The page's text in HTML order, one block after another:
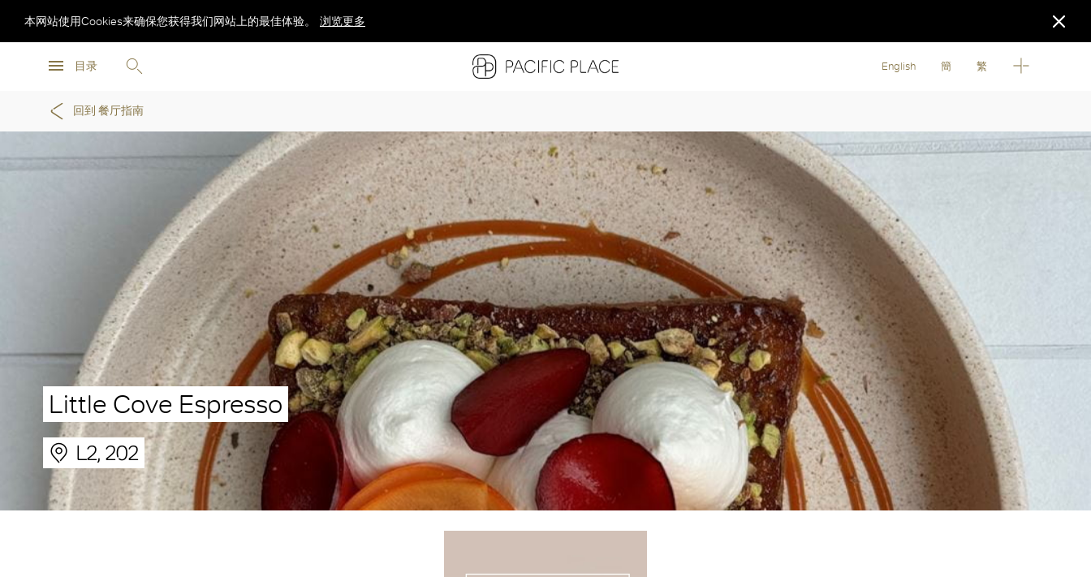
目录
本网站使用Cookies来确保您获得我们网站上的最佳体验。 浏览更多
English 簡 繁
回到 餐厅指南
Little Cove Espresso
L2, 202